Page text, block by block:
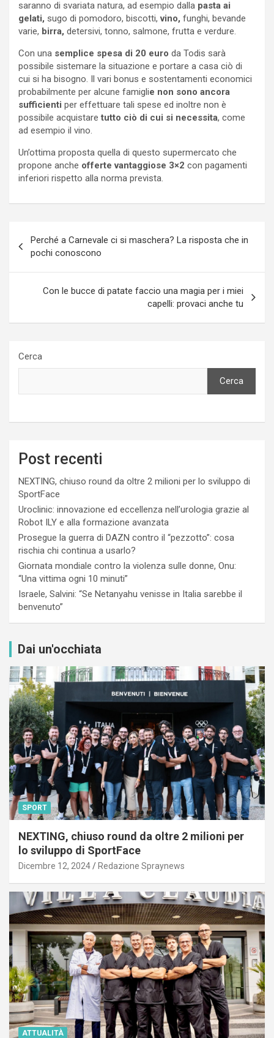
saranno di svariata natura, ad esempio dalla pasta ai
gelati, sugo di pomodoro, biscotti,vino, funghi, bevande
varie, birra, detersivi, tonno, salmone, frutta e verdure.
Con una semplice spesa di 20 euro da Todis sarà
possibile sistemare la situazione e portare a casa ciò di
cui si ha bisogno. Il vari bonus e sostentamenti economici
probabilmente per alcune famiglie non sono ancora
sufficienti per effettuare tali spese ed inoltre non è
possibile acquistare tutto ciò di cui si necessita, come
ad esempio il vino.
Un’ottima proposta quella di questo supermercato che
propone anche offerte vantaggiose 3×2 con pagamenti
inferiori rispetto alla norma prevista.
articoli
Perché a Carnevale ci si maschera? La risposta che in
pochi conoscono
Con le bucce di patate faccio una magia per i miei
capelli: provaci anche tu
Cerca
Cerca
Post recenti
NEXTING, chiuso round da oltre 2 milioni per lo sviluppo di
SportFace
Uroclinic: innovazione ed eccellenza nell’urologia grazie al
Robot ILY e alla formazione avanzata
Prosegue la guerra di DAZN contro il “pezzotto”: cosa
rischia chi continua a usarlo?
Giornata mondiale contro la violenza sulle donne, Onu:
“Una vittima ogni 10 minuti”
Israele, Salvini: “Se Netanyahu venisse in Italia sarebbe il
benvenuto”
Dai un'occhiata
SPORT
NEXTING, chiuso round da oltre 2 milioni per
lo sviluppo di SportFace
Dicembre 12, 2024 Redazione Spraynews
ATTUALITÀ